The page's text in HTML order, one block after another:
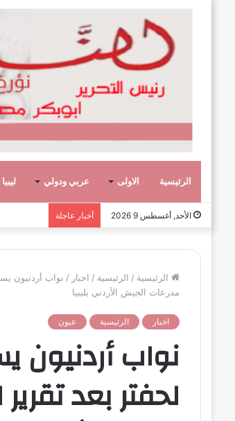
الرئيسية الاولى عربي ودولي ليبيا
الأحد, أغسطس 9 2026 أخبار عاجلة
الرئيسية / الرئيسية / اخبار / نواب أردنيون
مدرعات الجيش الأردني بليبيا
اخبار الرئيسية عيون
نواب أردنيون
لحفتر بعد